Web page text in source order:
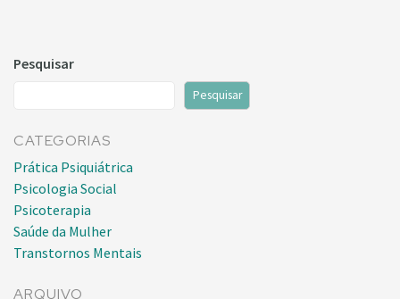
Pesquisar
Pesquisar
CATEGORIAS
Prática Psiquiátrica
Psicologia Social
Psicoterapia
Saúde da Mulher
Transtornos Mentais
ARQUIVO